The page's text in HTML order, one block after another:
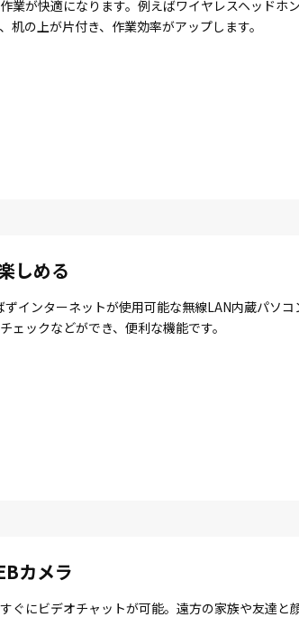
業が快適になります。例えばワイヤレスヘッド
机の上が片付き、作業効率がアップします。
しめる
インターネットが使用可能な無線LAN内蔵パソ
ェックなどができ、便利な機能です。
カメラ
ぐにビデオチャットが可能。遠方の家族や友達